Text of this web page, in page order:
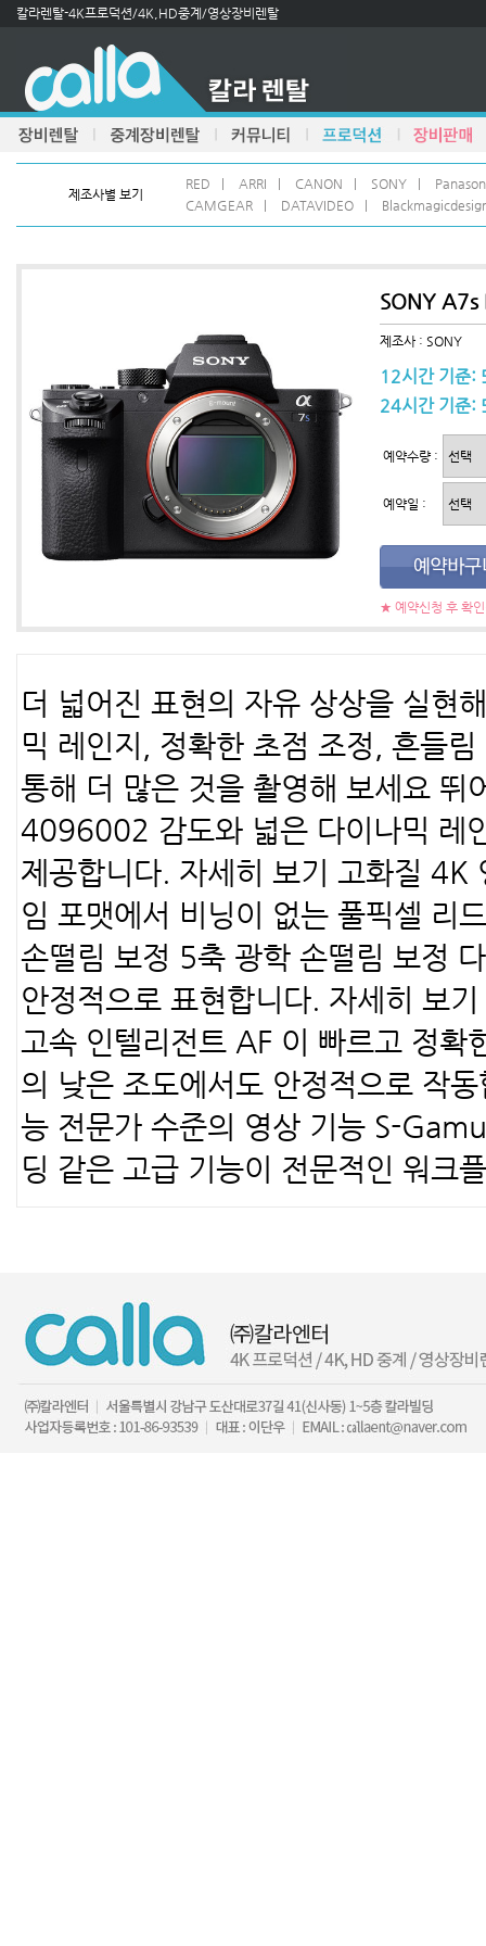
칼라렌탈-4K프로덕션/4K,HD중계/영상장비렌탈
제조사별 보기
RED ARRI CANON SONY
CAMGEAR
DATAVIDEO
SONY A7s
제조사 : SONY
12시간 기준:
24시간 기준:
예약수량 :
예약일 :
★ 예약신청 후 확
더 넓어진 표현의 자유 상상을 실현
믹 레인지, 정확한 초점 조정, 흔들
통해 더 많은 것을 촬영해 보세요 뛰
4096002 감도와 넓은 다이나믹 레
제공합니다. 자세히 보기 고화질
임 포맷에서 비닝이 없는 풀픽셀 리
손떨림 보정 5축 광학 손떨림 보정
안정적으로 표현합니다. 자세히 보
고속 인텔리전트 AF 이 빠르고 정
의 낮은 조도에서도 안정적으로 작
능 전문가 수준의 영상 기능 S-
딩 같은 고급 기능이 전문적인 워크